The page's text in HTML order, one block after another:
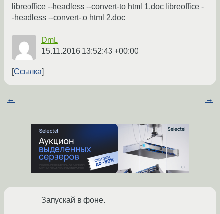
libreoffice --headless --convert-to html 1.doc libreoffice -
-headless --convert-to html 2.doc
DmL
15.11.2016 13:52:43 +00:00
Ссылка
← →
Запускай в фоне.